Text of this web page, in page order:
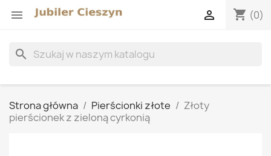
 shopping_cart (0)

search
Strona główna Pierścionki złote
Złoty
pierścionek z zieloną cyrkonią